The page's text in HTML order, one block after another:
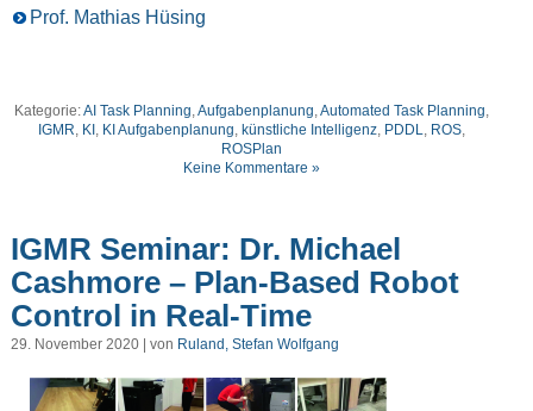
Prof. Mathias Hüsing
Kategorie:AI Task Planning,Aufgabenplanung,Automated Task Planning,
IGMR, KI , KI Aufgabenplanung, künstliche Intelligenz, PDDL, ROS,
ROSPlan
Keine Kommentare »
IGMR Seminar: Dr. Michael
Cashmore – Plan-Based Robot
Control in Real-Time
29. November 2020 | von Ruland, Stefan Wolfgang